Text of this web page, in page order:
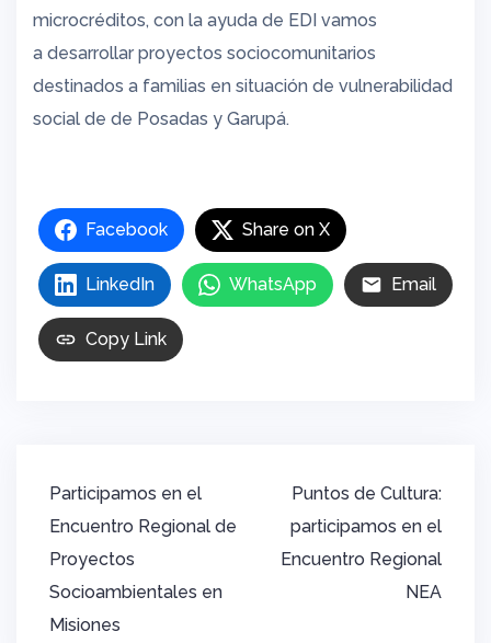
microcréditos, con la ayuda de EDI vamos
a desarrollar proyectos sociocomunitarios
destinados a familias en situación de vulnerabilidad
social de de Posadas y Garupá.
Facebook Share on X
LinkedIn WhatsApp Email
Copy Link
Navegación
de
Participamos en el
Encuentro Regional de
Proyectos
Socioambientales en
Misiones
Puntos de Cultura:
participamos en el
Encuentro Regional
NEA